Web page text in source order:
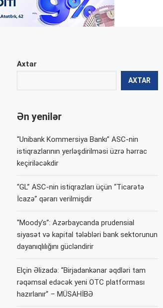
Axtar
AXTAR
Ən yenilər
“Unibank Kommersiya Bankı” ASC-nin
istiqrazlarının yerləşdirilməsi üzrə hərrac
keçiriləcəkdir
“GL” ASC-nin istiqrazları üçün “Ticarətə
İcazə” qərarı verilmişdir
“Moody’s”: Azərbaycanda prudensial
siyasət və kapital tələbləri bank sektorunun
dayanıqlılığını gücləndirir
Elçin Əlizadə: “Birjadankənar əqdləri tam
rəqəmsal edəcək yeni OTC platforması
hazırlanır” – MÜSAHİBƏ